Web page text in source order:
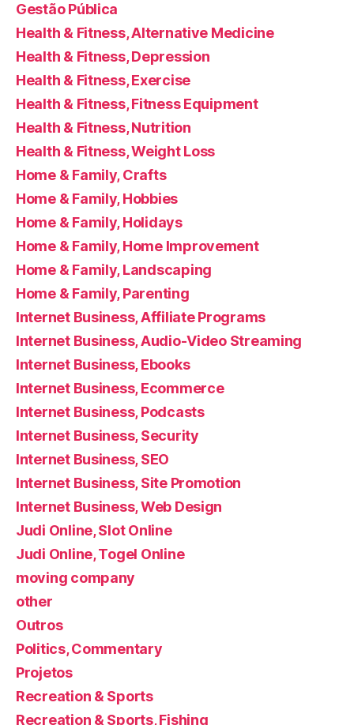
Gestão Pública
Health & Fitness, Alternative Medicine
Health & Fitness, Depression
Health & Fitness, Exercise
Health & Fitness, Fitness Equipment
Health & Fitness, Nutrition
Health & Fitness, Weight Loss
Home & Family, Crafts
Home & Family, Hobbies
Home & Family, Holidays
Home & Family, Home Improvement
Home & Family, Landscaping
Home & Family, Parenting
Internet Business, Affiliate Programs
Internet Business, Audio-Video Streaming
Internet Business, Ebooks
Internet Business, Ecommerce
Internet Business, Podcasts
Internet Business, Security
Internet Business, SEO
Internet Business, Site Promotion
Internet Business, Web Design
Judi Online, Slot Online
Judi Online, Togel Online
moving company
other
Outros
Politics, Commentary
Projetos
Recreation & Sports
Recreation & Sports, Fishing